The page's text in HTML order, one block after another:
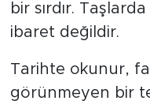
bir sırdır.
ibaret değildir.
Tarihte okunur,
görünmeyen bir
KULİS
DİNİ